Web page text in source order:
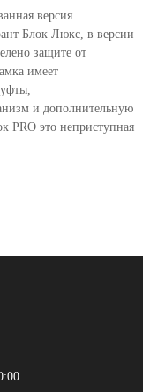
версия
Блок Люкс, в версии
защите от
имеет
и дополнительную
PRO это неприступная